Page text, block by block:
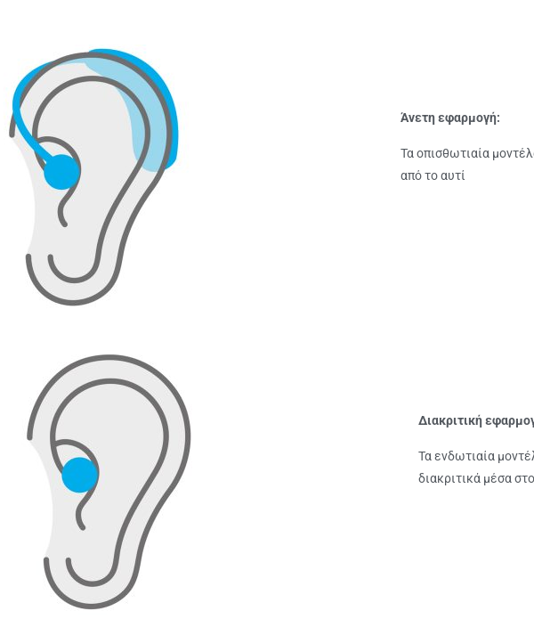
Άνετη εφαρμογή:
Τα οπισθωτιαία
από το αυτί
Διακριτική
Τα ενδωτιαία
διακριτικά μέσα